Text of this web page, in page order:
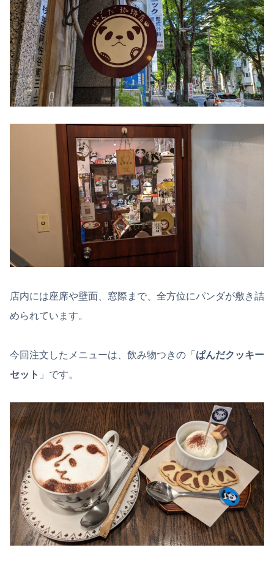
店内には座席や壁面、窓際まで、全方位にパンダが敷き詰
められています。
今回注文したメニューは、飲み物つきの「 ぱんだクッキー
セット 」です。